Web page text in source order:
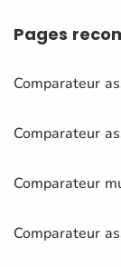
Pages
Comparateur
Comparateur
Comparateur
Comparateur